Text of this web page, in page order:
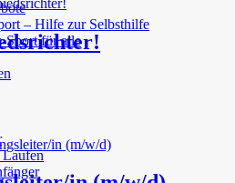
– Hilfe zur Selbsthilfe
Sport für alle
Laufen